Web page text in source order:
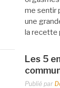
me sentir
une
la recette
Les 5
Publié par